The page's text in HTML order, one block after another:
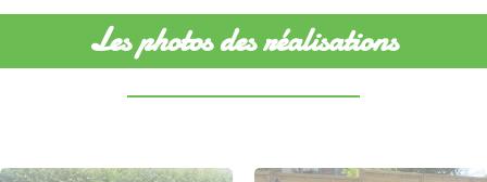
Les photos des réalisations